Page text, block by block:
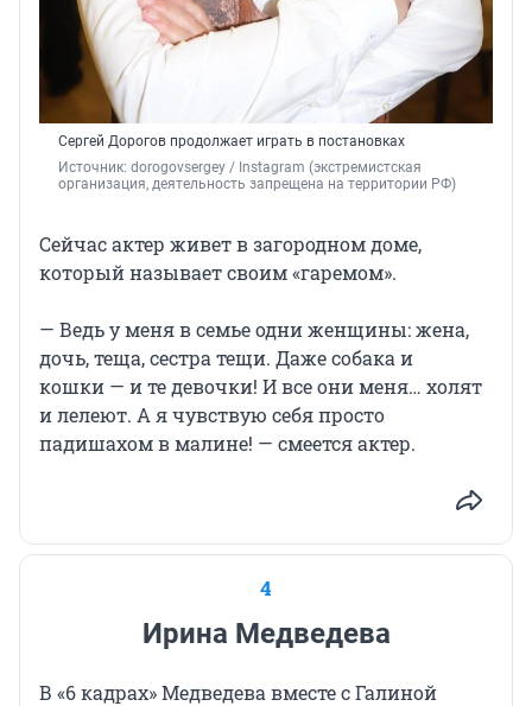
Сергей Дорогов продолжает играть в постановках
Источник: dorogovsergey / Instagram (экстремистская
организация, деятельность запрещена на территории РФ)
Сейчас актер живет в загородном доме,
который называет своим «гаремом».
— Ведь у меня в семье одни женщины: жена,
дочь, теща, сестра тещи. Даже собака и
кошки — и те девочки! И все они меня… холят
и лелеют. А я чувствую себя просто
падишахом в малине! — смеется актер.
4
Ирина Медведева
В «6 кадрах» Медведева вместе с Галиной